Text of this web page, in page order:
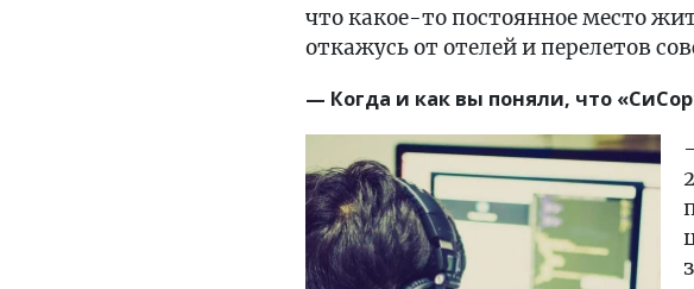
что какое-то постоянное место
откажусь от отелей и перелетов
— Когда и как вы поняли, что